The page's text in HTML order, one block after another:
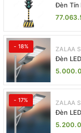
Đèn Tín
Trời
- 18% ZALAA
Đèn
TG
- 17% ZALAA
Đèn
One |